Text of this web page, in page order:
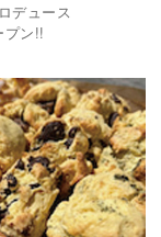
デュース
プン!!